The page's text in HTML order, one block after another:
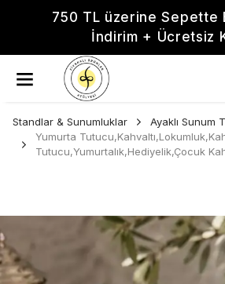
750 TL üzerine Sepette
İndirim + Ücretsiz
Standlar & Sunumluklar
Ayaklı Sunum
Yumurta
Tutucu,Yumurtalık,Hediyelik,Çocuk